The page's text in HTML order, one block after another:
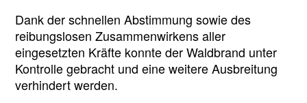
Dank der schnellen Abstimmung sowie des
reibungslosen Zusammenwirkens aller
eingesetzten Kräfte konnte der Waldbrand unter
Kontrolle gebracht und eine weitere Ausbreitung
verhindert werden.